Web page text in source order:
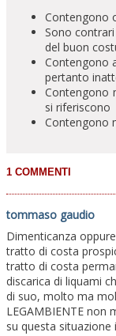
Contengono
Sono
del buon
Contengono
pertanto
Contengono
si riferiscono
Contengono
tommaso gaudio
Dimenticanza
tratto di costa
tratto di costa
discarica di liquami
di suo, molto ma
LEGAMBIENTE non
su questa situazione